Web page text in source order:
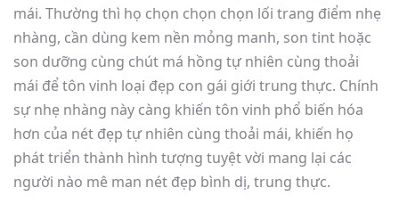
mái. Thường thì họ chọn chọn chọn lối trang điểm nhẹ
nhàng, cần dùng kem nền mỏng manh, son tint hoặc
son dưỡng cùng chút má hồng tự nhiên cùng thoải
mái để tôn vinh loại đẹp con gái giới trung thực. Chính
sự nhẹ nhàng này càng khiến tôn vinh phổ biến hóa
hơn của nét đẹp tự nhiên cùng thoải mái, khiến họ
phát triển thành hình tượng tuyệt vời mang lại các
người nào mê man nét đẹp bình dị, trung thực.